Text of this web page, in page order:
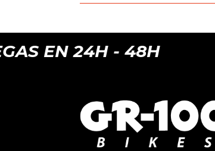
EN 24H - 48H